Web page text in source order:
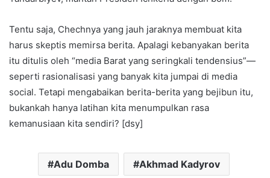
Tentu saja, Chechnya yang jauh jaraknya membuat kita
harus skeptis memirsa berita. Apalagi kebanyakan berita
itu ditulis oleh “media Barat yang seringkali tendensius”—
seperti rasionalisasi yang banyak kita jumpai di media
social. Tetapi mengabaikan berita-berita yang bejibun itu,
bukankah hanya latihan kita menumpulkan rasa
kemanusiaan kita sendiri? [dsy]
Adu Domba Akhmad Kadyrov